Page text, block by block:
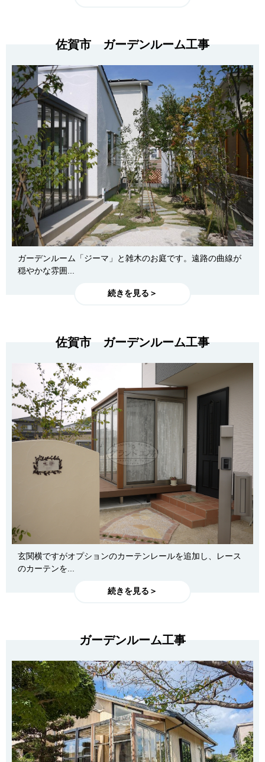
佐賀市 ガーデンルーム工事
ガーデンルーム「ジーマ」と雑木のお庭です。遠路の曲線が
穏やかな雰囲...
続きを見る＞
佐賀市 ガーデンルーム工事
玄関横ですがオプションのカーテンレールを追加し、レース
のカーテンを...
続きを見る＞
ガーデンルーム工事